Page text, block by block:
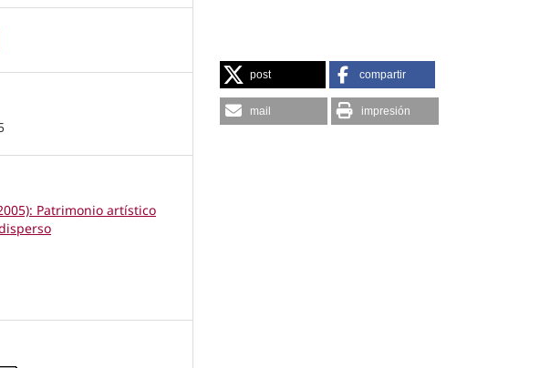
Patrimonio artístico
post compartir
mail impresión